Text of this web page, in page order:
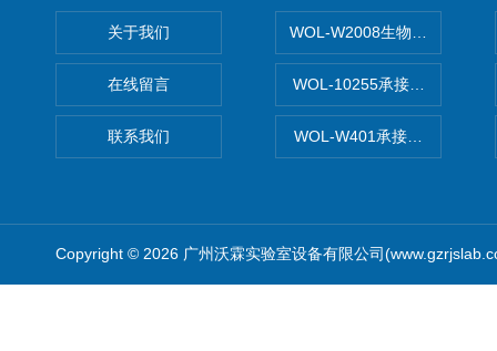
关于我们
在线留言
联系我们
WOL-W2008生物制药GMP
WOL-10255承接清远电子
WOL-W401承接食品QS认
Copyright © 2026 广州沃霖实验室设备有限公司